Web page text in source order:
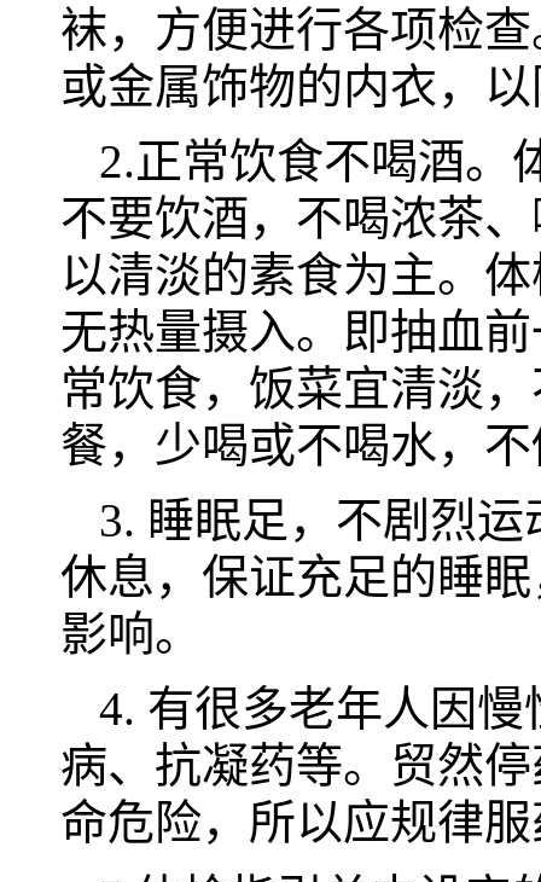
袜，方便进行各项检
或金属饰物的内衣，
2.正常饮食不喝酒。
不要饮酒，不喝浓茶
以清淡的素食为主。
无热量摄入。即抽血
常饮食，饭菜宜清淡
餐，少喝或不喝水，
3. 睡眠足，不剧烈
休息，保证充足的睡
影响。
4. 有很多老年人因
病、抗凝药等。贸然
命危险，所以应规律